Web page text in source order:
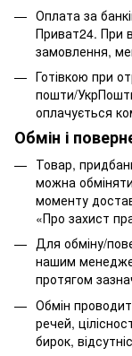
Оплата за
Приват24. При
замовлення,
Готівкою при
пошти/
оплачується
Обмін і
Товар,
можна
моменту
«Про захист
Для обміну/
нашим
протягом
Обмін
речей,
бирок,